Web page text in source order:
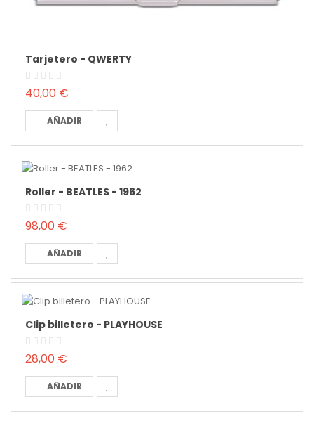
Tarjetero - QWERTY
40,00 €
AÑADIR
Roller - BEATLES - 1962
98,00 €
AÑADIR
Clip billetero - PLAYHOUSE
28,00 €
AÑADIR